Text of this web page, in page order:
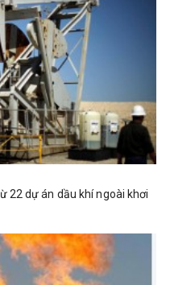
22 dự án dầu khí ngoài khơi